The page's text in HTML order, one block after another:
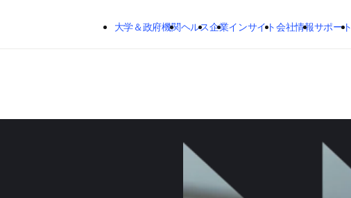
メインのコンテンツにスキップする
大学＆政府機関ヘルス企業インサイト会社情報サポート